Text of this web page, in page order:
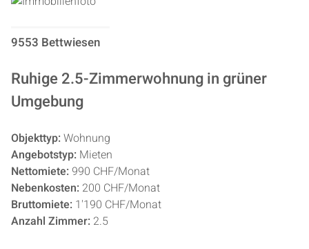
9553 Bettwiesen
Ruhige 2.5-Zimmerwohnung in grüner
Umgebung
Objekttyp: Wohnung
Angebotstyp: Mieten
Nettomiete: 990 CHF/Monat
Nebenkosten: 200 CHF/Monat
Bruttomiete: 1'190 CHF/Monat
Anzahl Zimmer: 2.5